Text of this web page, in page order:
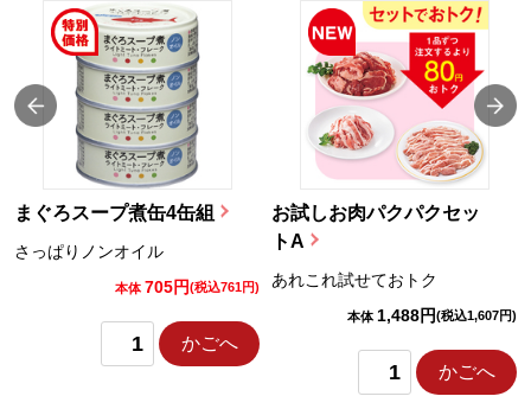
まぐろスープ煮缶4缶組
さっぱりノンオイル
本体 705円(税込761円)
かごへ
お試しお肉パクパクセッ
トA
あれこれ試せておトク
本体 1,488円(税込1,607円)
かごへ